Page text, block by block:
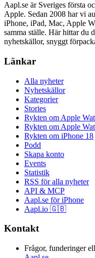
Aapl.se är Sveriges första
Apple. Sedan 2008 har vi
iPhone, iPad, Mac, Apple
samma ställe. Här hittar du
nyhetskällor, snyggt
Länkar
Alla nyheter
Nyhetskällor
Kategorier
Stories
Rykten om Apple
Rykten om Apple
Rykten om iPhone 18
Podd
Skapa konto
Events
Statistik
RSS för alla nyheter
API & MCP
Aapl.se för iPhone
Aapl.io 🇬🇧
Kontakt
Frågor, funderinger